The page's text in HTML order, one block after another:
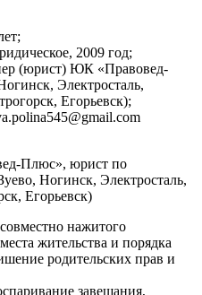
2009 год;
(юрист) ЮК «Правовед-
Электросталь,
Егорьевск);
Плюс», юрист по
Ногинск, Электросталь,
Егорьевск)
нажитого
жительства и порядка
родительских прав и
завещания,